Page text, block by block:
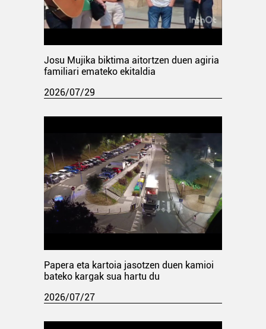
Josu Mujika biktima aitortzen duen agiria
familiari emateko ekitaldia
2026/07/29
Papera eta kartoia jasotzen duen kamioi
bateko kargak sua hartu du
2026/07/27